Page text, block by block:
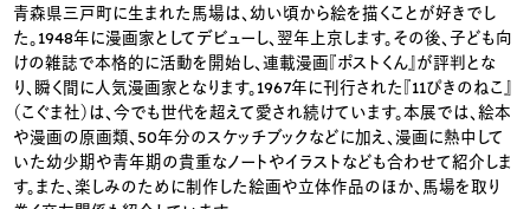
青森県三戸町に生まれた馬場は、幼い頃から絵を描くことが好きでし
た。1948年に漫画家としてデビューし、翌年上京します。その後、子ども向
けの雑誌で本格的に活動を開始し、連載漫画『ポストくん』が評判とな
り、瞬く間に人気漫画家となります。1967年に刊行された『11ぴきのねこ』
（こぐま社）は、今でも世代を超えて愛され続けています。本展では、絵本
や漫画の原画類、50年分のスケッチブックなどに加え、漫画に熱中して
いた幼少期や青年期の貴重なノートやイラストなども合わせて紹介しま
す。また、楽しみのために制作した絵画や立体作品のほか、馬場を取り